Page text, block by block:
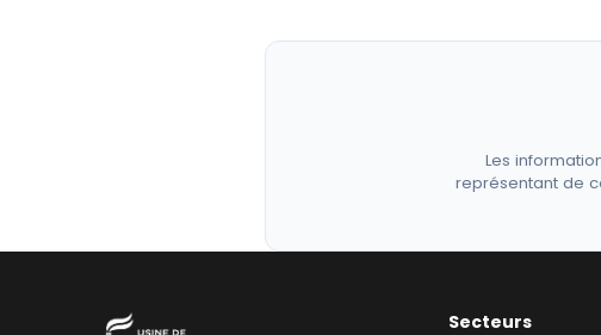
Les
représentant de
Secteurs